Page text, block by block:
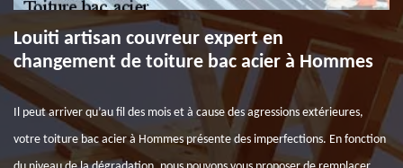
Louiti artisan couvreur expert en
changement de toiture bac acier à Hommes
Il peut arriver qu’au fil des mois et à cause des agressions extérieures,
votre toiture bac acier à Hommes présente des imperfections. En fonction